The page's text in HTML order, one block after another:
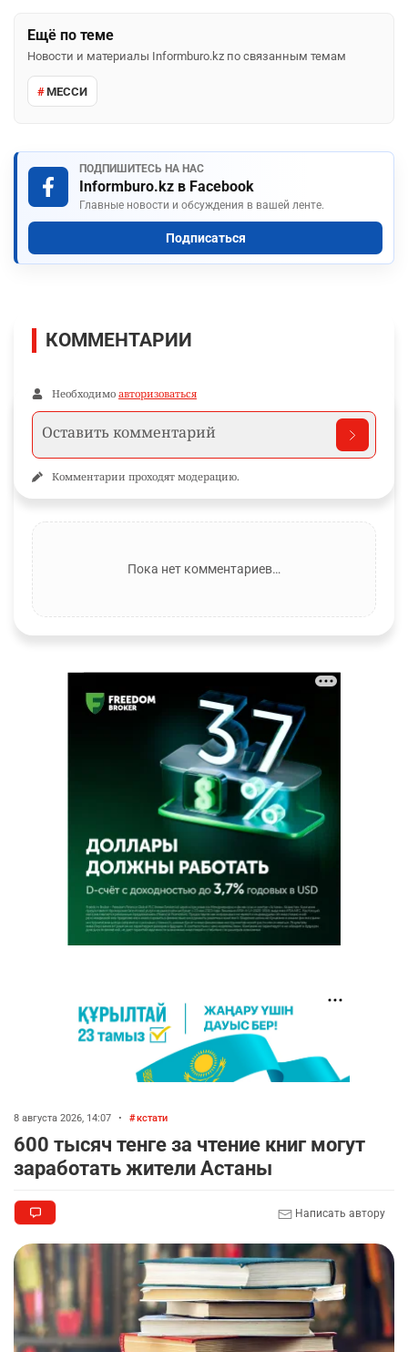
Ещё по теме
Новости и материалы Informburo.kz по связанным темам
МЕССИ
ПОДПИШИТЕСЬ НА НАС
Informburo.kz в Facebook
Главные новости и обсуждения в вашей ленте.
Подписаться
КОММЕНТАРИИ
Необходимо авторизоваться
Комментарии проходят модерацию.
Пока нет комментариев…
8 августа 2026, 14:07 • кстати
600 тысяч тенге за чтение книг могут
заработать жители Астаны
Написать автору